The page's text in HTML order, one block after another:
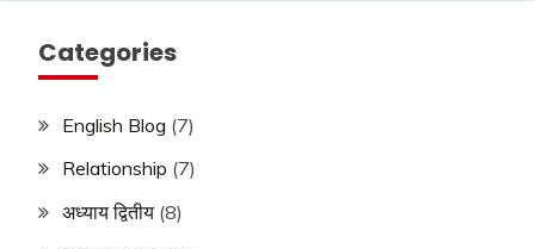
Categories
English Blog (7)
Relationship (7)
अध्याय द्वितीय (8)